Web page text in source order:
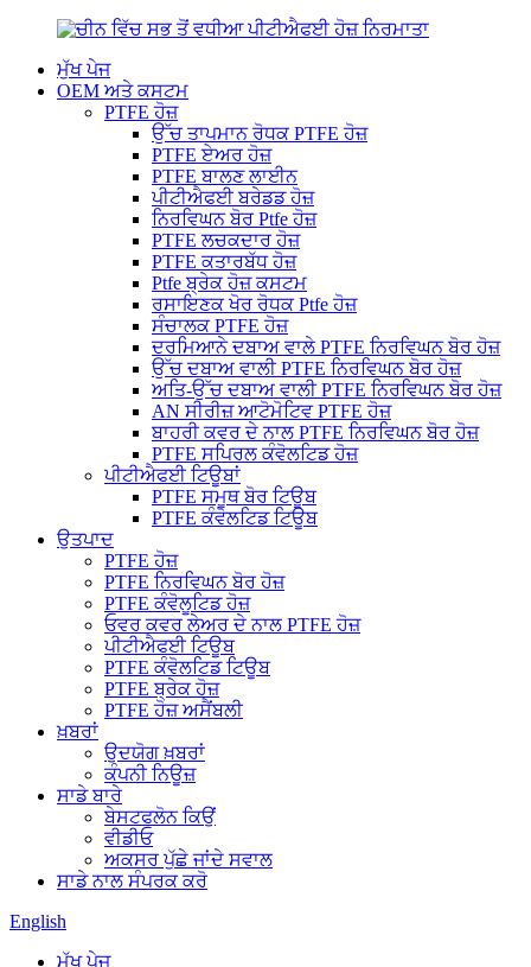
ਮੁੱਖ ਪੇਜ
OEM ਅਤੇ ਕਸਟਮ
PTFE ਹੋਜ਼
ਉੱਚ ਤਾਪਮਾਨ ਰੋਧਕ PTFE ਹੋਜ਼
PTFE ਏਅਰ ਹੋਜ਼
PTFE ਬਾਲਣ ਲਾਈਨ
ਪੀਟੀਐਫਈ ਬਰੇਡਡ ਹੋਜ਼
ਨਿਰਵਿਘਨ ਬੋਰ Ptfe ਹੋਜ਼
PTFE ਲਚਕਦਾਰ ਹੋਜ਼
PTFE ਕਤਾਰਬੱਧ ਹੋਜ਼
Ptfe ਬ੍ਰੇਕ ਹੋਜ਼ ਕਸਟਮ
ਰਸਾਇਣਕ ਖੋਰ ਰੋਧਕ Ptfe ਹੋਜ਼
ਸੰਚਾਲਕ PTFE ਹੋਜ਼
ਦਰਮਿਆਨੇ ਦਬਾਅ ਵਾਲੇ PTFE ਨਿਰਵਿਘਨ ਬੋਰ ਹੋਜ਼
ਉੱਚ ਦਬਾਅ ਵਾਲੀ PTFE ਨਿਰਵਿਘਨ ਬੋਰ ਹੋਜ਼
ਅਤਿ-ਉੱਚ ਦਬਾਅ ਵਾਲੀ PTFE ਨਿਰਵਿਘਨ ਬੋਰ ਹੋਜ਼
AN ਸੀਰੀਜ਼ ਆਟੋਮੋਟਿਵ PTFE ਹੋਜ਼
ਬਾਹਰੀ ਕਵਰ ਦੇ ਨਾਲ PTFE ਨਿਰਵਿਘਨ ਬੋਰ ਹੋਜ਼
PTFE ਸਪਿਰਲ ਕੰਵੋਲਟਿਡ ਹੋਜ਼
ਪੀਟੀਐਫਈ ਟਿਊਬਾਂ
PTFE ਸਮੂਥ ਬੋਰ ਟਿਊਬ
PTFE ਕੰਵੋਲਟਿਡ ਟਿਊਬ
ਉਤਪਾਦ
PTFE ਹੋਜ਼
PTFE ਨਿਰਵਿਘਨ ਬੋਰ ਹੋਜ਼
PTFE ਕੰਵੋਲੂਟਿਡ ਹੋਜ਼
ਓਵਰ ਕਵਰ ਲੇਅਰ ਦੇ ਨਾਲ PTFE ਹੋਜ਼
ਪੀਟੀਐਫਈ ਟਿਊਬ
PTFE ਕੰਵੋਲਟਿਡ ਟਿਊਬ
PTFE ਬ੍ਰੇਕ ਹੋਜ਼
PTFE ਹੋਜ਼ ਅਸੈਂਬਲੀ
ਖ਼ਬਰਾਂ
ਉਦਯੋਗ ਖ਼ਬਰਾਂ
ਕੰਪਨੀ ਨਿਊਜ਼
ਸਾਡੇ ਬਾਰੇ
ਬੇਸਟਫਲੋਨ ਕਿਉਂ
ਵੀਡੀਓ
ਅਕਸਰ ਪੁੱਛੇ ਜਾਂਦੇ ਸਵਾਲ
ਸਾਡੇ ਨਾਲ ਸੰਪਰਕ ਕਰੋ
English
ਮੁੱਖ ਪੇਜ